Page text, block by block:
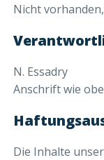
Nicht
N. Essadry
Anschrift wie
Die Inhalte